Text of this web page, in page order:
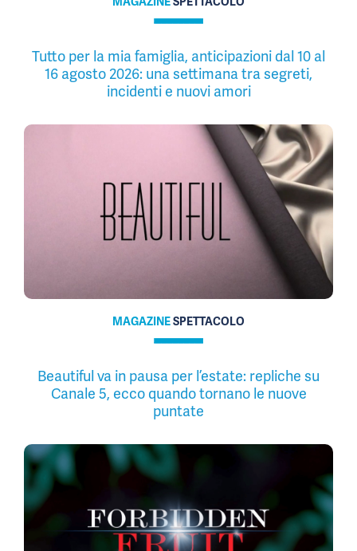
Tutto per la mia famiglia, anticipazioni dal 10 al
16 agosto 2026: una settimana tra segreti,
incidenti e nuovi amori
MAGAZINESPETTACOLO
Beautiful va in pausa per l’estate: repliche su
Canale 5, ecco quando tornano le nuove
puntate